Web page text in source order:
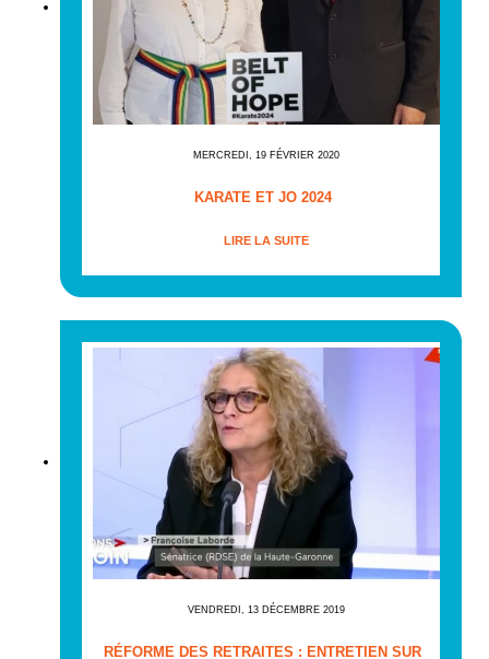
MERCREDI, 19 FÉVRIER 2020
KARATE ET JO 2024
LIRE LA SUITE
VENDREDI, 13 DÉCEMBRE 2019
RÉFORME DES RETRAITES : ENTRETIEN SUR